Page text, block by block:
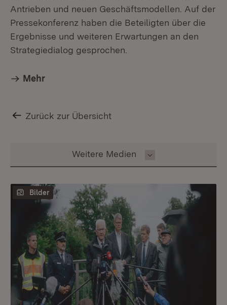
Antrieben und neuen Geschäftsmodellen. Auf der
Pressekonferenz haben die Beteiligten über die
Ergebnisse und weiteren Erwartungen an den
Strategiedialog gesprochen.
Mehr
Zurück zur Übersicht
Inhalt auswählen
Weitere Medien
Bilder